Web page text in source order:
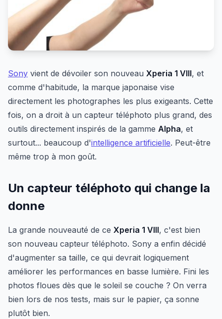
Sony vient de dévoiler son nouveau Xperia 1 VIII, et
comme d'habitude, la marque japonaise vise
directement les photographes les plus exigeants. Cette
fois, on a droit à un capteur téléphoto plus grand, des
outils directement inspirés de la gamme Alpha, et
surtout... beaucoup d'intelligence artificielle. Peut-être
même trop à mon goût.
Un capteur téléphoto qui change la
donne
La grande nouveauté de ce Xperia 1 VIII, c'est bien
son nouveau capteur téléphoto. Sony a enfin décidé
d'augmenter sa taille, ce qui devrait logiquement
améliorer les performances en basse lumière. Fini les
photos floues dès que le soleil se couche ? On verra
bien lors de nos tests, mais sur le papier, ça sonne
plutôt bien.